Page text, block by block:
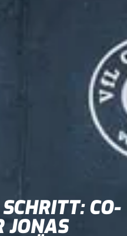
CO-
JONAS